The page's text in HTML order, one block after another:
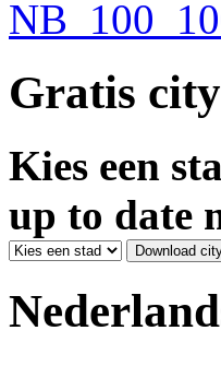
Gratis
Kies een
up to date